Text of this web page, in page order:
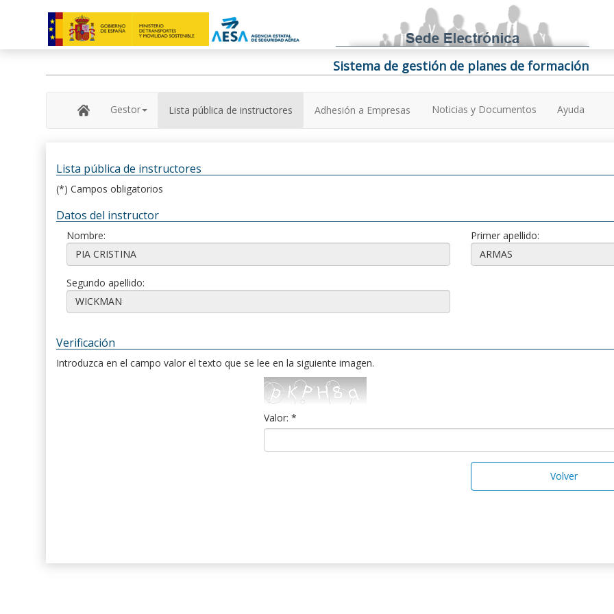
Sistema de gestión de planes de formación
Gestor Lista pública de instructores Adhesión a Empresas Noticias y Documentos Ayuda
Lista pública de instructores
(*) Campos obligatorios
Datos del instructor
Nombre: Primer apellido:
Segundo apellido:
Verificación
Introduzca en el campo valor el texto que se lee en la siguiente imagen.
Valor: *
Volver